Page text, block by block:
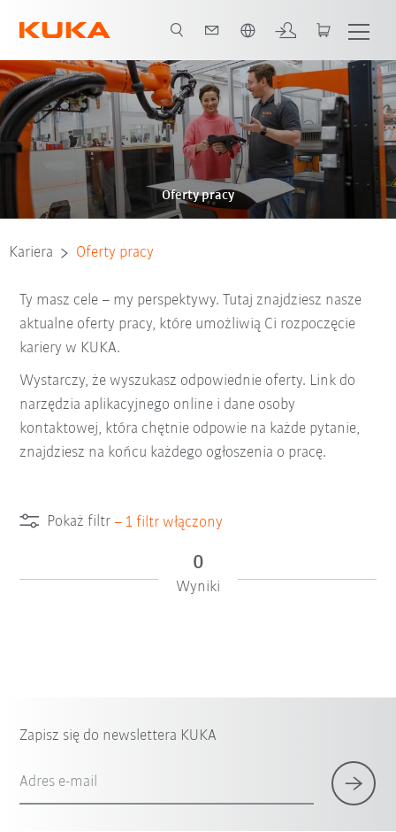
Oferty pracy
Kariera Oferty pracy
Ty masz cele – my perspektywy. Tutaj znajdziesz nasze
aktualne oferty pracy, które umożliwią Ci rozpoczęcie
kariery w KUKA.
Wystarczy, że wyszukasz odpowiednie oferty. Link do
narzędzia aplikacyjnego online i dane osoby
kontaktowej, która chętnie odpowie na każde pytanie,
znajdziesz na końcu każdego ogłoszenia o pracę.
Pokaż filtr – 1 filtr włączony
0
Wyniki
Zapisz się do newslettera KUKA
Adres e-mail